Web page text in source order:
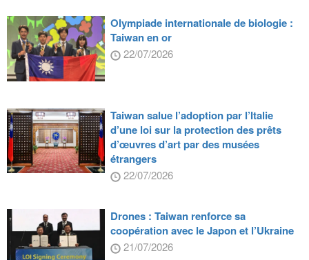
Olympiade internationale de biologie :
Taiwan en or
22/07/2026
Taiwan salue l’adoption par l’Italie
d’une loi sur la protection des prêts
d’œuvres d’art par des musées
étrangers
22/07/2026
Drones : Taiwan renforce sa
coopération avec le Japon et l’Ukraine
21/07/2026